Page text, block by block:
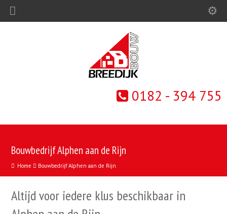
0182 - 394 755
Bouwbedrijf Alphen aan de Rijn
Home Bouwbedrijf Alphen aan de Rijn
Altijd voor iedere klus beschikbaar in